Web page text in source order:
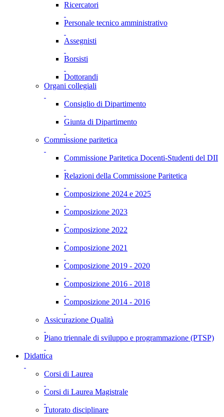
Ricercatori
Personale tecnico amministrativo
Assegnisti
Borsisti
Dottorandi
Organi collegiali
Consiglio di Dipartimento
Giunta di Dipartimento
Commissione paritetica
Commissione Paritetica Docenti-Studenti del DII
Relazioni della Commissione Paritetica
Composizione 2024 e 2025
Composizione 2023
Composizione 2022
Composizione 2021
Composizione 2019 - 2020
Composizione 2016 - 2018
Composizione 2014 - 2016
Assicurazione Qualità
Piano triennale di sviluppo e programmazione (PTSP)
Didattica
Corsi di Laurea
Corsi di Laurea Magistrale
Tutorato disciplinare